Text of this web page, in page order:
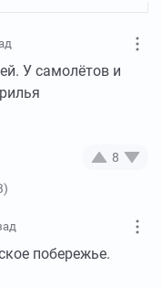
У самолётов и
8
побережье.